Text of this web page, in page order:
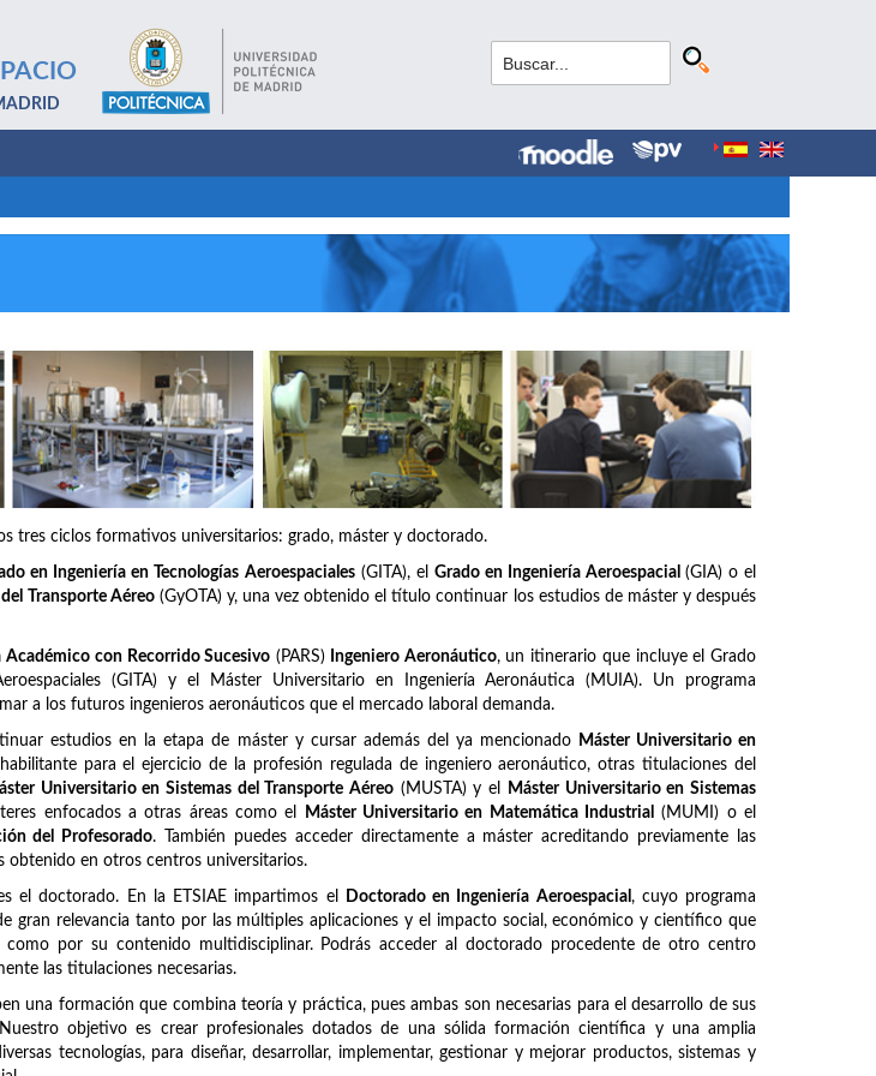
tres ciclos formativos universitarios: grado, máster y doctorado.
en Ingeniería en Tecnologías Aeroespaciales(GITA), el Grado en Ingeniería Aeroespacial (GIA) o el
Transporte Aéreo(GyOTA) y, una vez obtenido el título continuar los estudios de máster y después
Académico con Recorrido Sucesivo (PARS) Ingeniero Aeronáutico, un itinerario que incluye el Grado
(GITA) y el Máster Universitario en Ingeniería Aeronáutica (MUIA). Un programa
a los futuros ingenieros aeronáuticos que el mercado laboral demanda.
estudios en la etapa de máster y cursar además del ya mencionado Máster Universitario en
para el ejercicio de la profesión regulada de ingeniero aeronáutico, otras titulaciones del
Universitario en Sistemas del Transporte Aéreo (MUSTA) y el
Máster Universitario en Sistemas
enfocados a otras áreas como el Máster Universitario en Matemática Industrial
(MUMI) o el
del Profesorado. También puedes acceder directamente a máster acreditando previamente las
obtenido en otros centros universitarios.
el doctorado. En la ETSIAE impartimos el Doctorado en Ingeniería Aeroespacial , cuyo programa
gran relevancia tanto por las múltiples aplicaciones y el impacto social, económico y científico que
como por su contenido multidisciplinar. Podrás acceder al doctorado procedente de otro centro
las titulaciones necesarias.
una formación que combina teoría y práctica, pues ambas son necesarias para el desarrollo de sus
objetivo es crear profesionales dotados de una sólida formación científica y una amplia
tecnologías, para diseñar, desarrollar, implementar, gestionar y mejorar productos, sistemas y